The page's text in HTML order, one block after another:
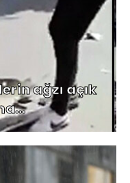
ağzı açık